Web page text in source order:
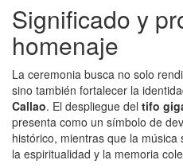
Significado y
homenaje
La ceremonia busca no solo
sino también fortalecer la
Callao. El despliegue del tifo
presenta como un símbolo de
histórico, mientras que la
la espiritualidad y la memoria